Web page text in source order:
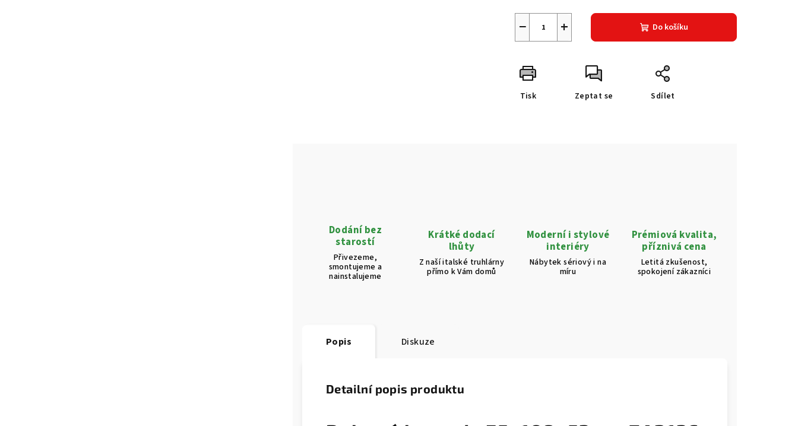
+
− Do košíku
Tisk Zeptat se Sdílet
Dodání bez
starostí
Přivezeme,
smontujeme a
nainstalujeme
Krátké dodací
lhůty
Z naší italské truhlárny
přímo k Vám domů
Moderní i stylové
interiéry
Nábytek sériový i na
míru
Prémiová kvalita,
příznivá cena
Letitá zkušenost,
spokojení zákazníci
Popis Diskuze
Detailní popis produktu